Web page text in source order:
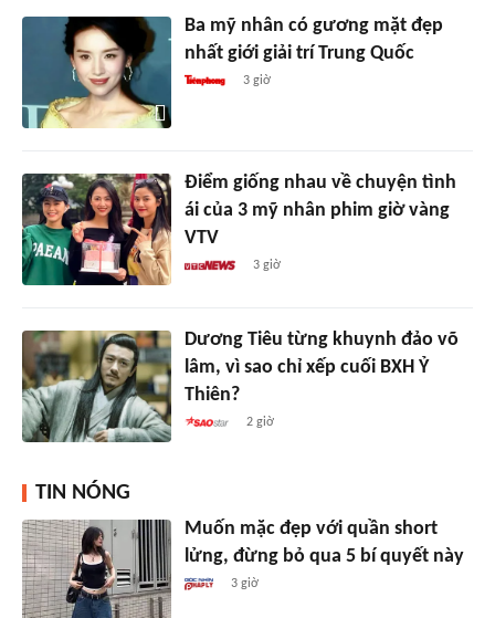
Ba mỹ nhân có gương mặt đẹp
nhất giới giải trí Trung Quốc
3 giờ
Điểm giống nhau về chuyện tình
ái của 3 mỹ nhân phim giờ vàng
VTV
3 giờ
Dương Tiêu từng khuynh đảo võ
lâm, vì sao chỉ xếp cuối BXH Ỷ
Thiên?
2 giờ
TIN NÓNG
Muốn mặc đẹp với quần short
lửng, đừng bỏ qua 5 bí quyết này
3 giờ